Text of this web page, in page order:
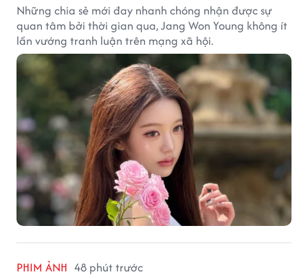
Những chia sẻ mới đay nhanh chóng nhận được sự
quan tâm bởi thời gian qua, Jang Won Young không ít
lần vướng tranh luận trên mạng xã hội.
PHIM ẢNH 48 phút trước